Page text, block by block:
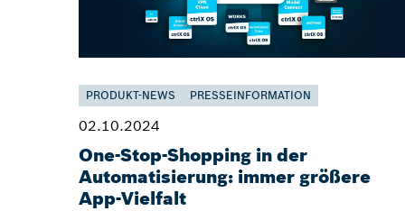
PRODUKT-NEWS PRESSEINFORMATION
02.10.2024
One-Stop-Shopping in der
Automatisierung: immer größere
App-Vielfalt